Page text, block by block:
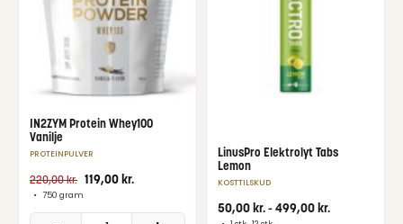
IN2ZYM Protein Whey100
Vanilje
PROTEINPULVER
220,00kr. 119,00kr.
• 750 gram
LinusPro Elektrolyt Tabs
Lemon
KOSTTILSKUD
50,00kr.-499,00kr.